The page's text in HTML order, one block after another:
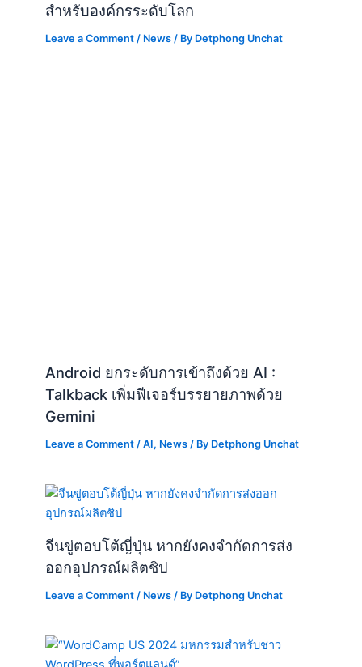
สำหรับองค์กรระดับโลก
Leave a Comment / News / By Detphong Unchat
Android ยกระดับการเข้าถึงด้วย AI :
Talkback เพิ่มฟีเจอร์บรรยายภาพด้วย
Gemini
Leave a Comment /AI, News / By Detphong Unchat
จีนขู่ตอบโต้ญี่ปุ่น หากยังคงจำกัดการส่ง
ออกอุปกรณ์ผลิตชิป
Leave a Comment / News / By Detphong Unchat